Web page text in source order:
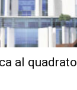
al quadrato